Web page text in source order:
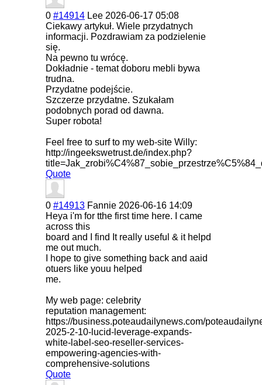
0 #14914 Lee 2026-06-17 05:08
Ciekawy artykuł. Wiele przydatnych
informacji. Pozdrawiam za podzielenie
się.
Na pewno tu wrócę.
Dokładnie - temat doboru mebli bywa
trudna.
Przydatne podejście.
Szczerze przydatne. Szukałam
podobnych porad od dawna.
Super robota!
Feel free to surf to my web-site Willy:
http://ingeekswetrust.de/index.php?
Quote
0 #14913 Fannie 2026-06-16 14:09
Heya i'm for tthe first time here. I came
across this
board and I find It really useful & it helpd
me out much.
I hope to give something back and aaid
otuers like youu helped
me.
My web page: celebrity
reputation management:
https://business.poteaudailynews.com/
2025-2-10-lucid-leverage-expands-
white-label-seo-reseller-services-
empowering-agencies-with-
comprehensive-solutions
Quote